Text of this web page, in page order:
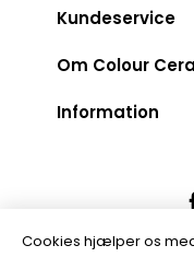
Kundeservice
Om Colour
Information
Cookies hjælper os